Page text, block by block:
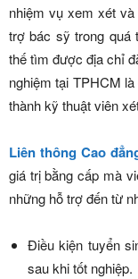
nhiệm vụ xem xét
trợ bác sỹ trong quá
thế tìm được địa chỉ
nghiệm tại TPHCM
thành kỹ thuật viên
Liên thông Cao
giá trị bằng cấp mà
những hỗ trợ đến từ
Điều kiện tuyển
sau khi tốt nghiệp.